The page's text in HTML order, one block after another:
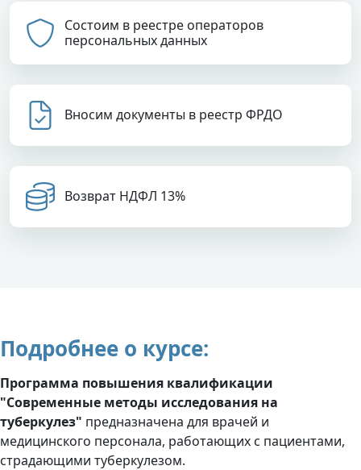
Состоим в реестре операторов
персональных данных
Вносим документы в реестр ФРДО
Возврат НДФЛ 13%
Подробнее о курсе:
Программа повышения квалификации
"Современные методы исследования на
туберкулез" предназначена для врачей и
медицинского персонала, работающих с пациентами,
страдающими туберкулезом.